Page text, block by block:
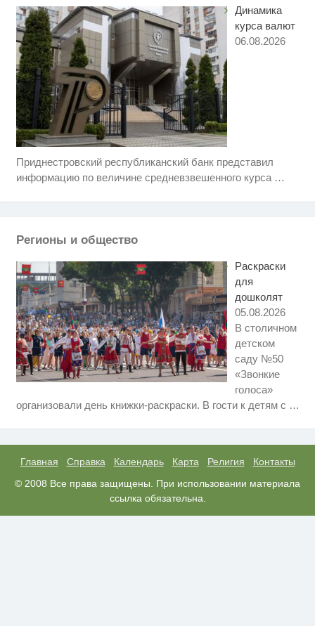
Динамика
курса валют
06.08.2026
Приднестровский республиканский банк представил
информацию по величине средневзвешенного курса …
Регионы и общество
Раскраски
для
дошколят
05.08.2026
В столичном
детском
саду №50
«Звонкие
голоса»
организовали день книжки-раскраски. В гости к детям с …
Главная Справка Календарь Карта Религия
Контакты
© 2008 Все права защищены. При использовании материала
ссылка обязательна.
i
Скрытая камера на пляже
когда их не видят...
Ролик длится несколько секунд,
Ролик длится пару секунд, но
не оставит равнодушным
i
Ржу не переставая, это видео
пересмотришь не раз